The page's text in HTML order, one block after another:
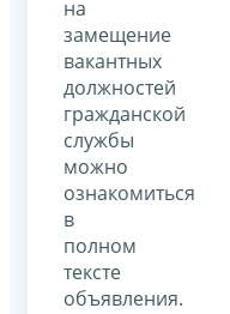
на
замещение
вакантных
должностей
гражданской
службы
можно
ознакомиться
в
полном
тексте
объявления.